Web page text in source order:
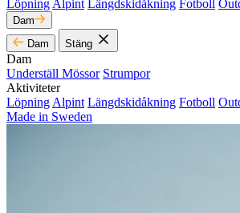
Löpning Alpint Längdskidåkning Fotboll
Dam
Dam
Stäng
Dam
Underställ Mössor Strumpor
Aktiviteter
Löpning Alpint Längdskidåkning Fotboll
Made in Sweden